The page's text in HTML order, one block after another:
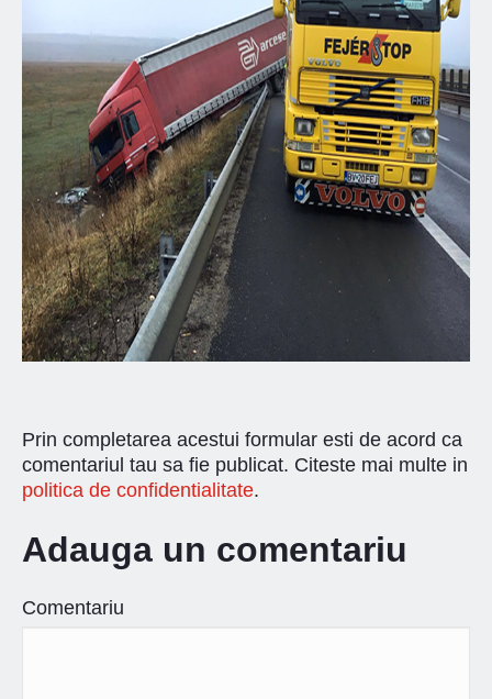
Prin completarea acestui formular esti de acord ca
comentariul tau sa fie publicat. Citeste mai multe in
politica de confidentialitate.
Adauga un comentariu
Comentariu